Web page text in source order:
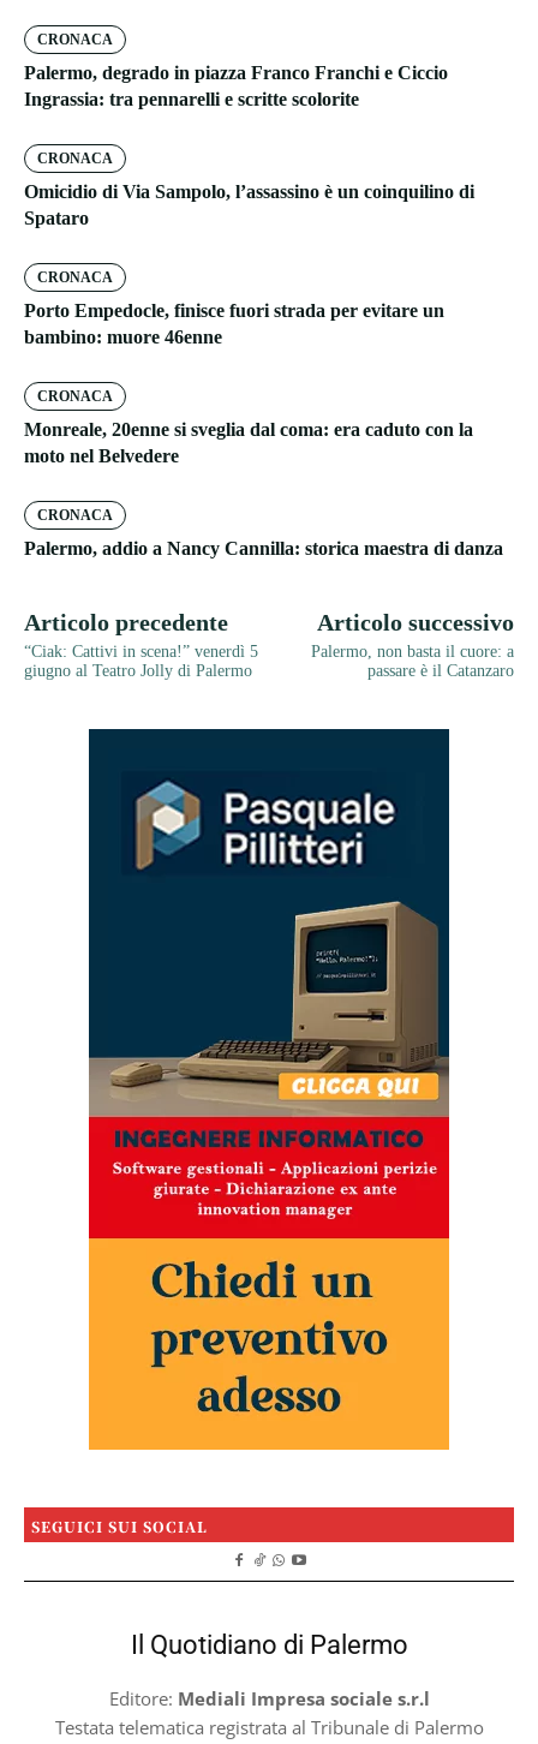
CRONACA
Palermo, degrado in piazza Franco Franchi e Ciccio
Ingrassia: tra pennarelli e scritte scolorite
CRONACA
Omicidio di Via Sampolo, l’assassino è un coinquilino di
Spataro
CRONACA
Porto Empedocle, finisce fuori strada per evitare un
bambino: muore 46enne
CRONACA
Monreale, 20enne si sveglia dal coma: era caduto con la
moto nel Belvedere
CRONACA
Palermo, addio a Nancy Cannilla: storica maestra di danza
Articolo precedente
“Ciak: Cattivi in scena!” venerdì 5
giugno al Teatro Jolly di Palermo
Articolo successivo
Palermo, non basta il cuore: a
passare è il Catanzaro
SEGUICI SUI SOCIAL
Il Quotidiano di Palermo
Editore: Mediali Impresa sociale s.r.l
Testata telematica registrata al Tribunale di Palermo